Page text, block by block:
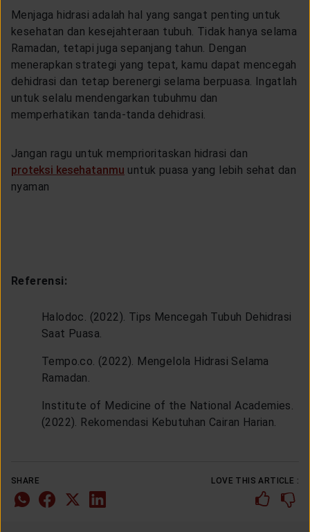
Menjaga hidrasi adalah hal yang sangat penting untuk
kesehatan dan kesejahteraan tubuh. Tidak hanya selama
Ramadan, tetapi juga sepanjang tahun. Dengan
menerapkan strategi yang tepat, kamu dapat mencegah
dehidrasi dan tetap berenergi selama berpuasa. Ingatlah
untuk selalu mendengarkan tubuhmu dan
memperhatikan tanda-tanda dehidrasi.
Jangan ragu untuk memprioritaskan hidrasi dan
proteksi kesehatanmu untuk puasa yang lebih sehat dan
nyaman
Referensi:
Halodoc. (2022). Tips Mencegah Tubuh Dehidrasi
Saat Puasa.
Tempo.co. (2022). Mengelola Hidrasi Selama
Ramadan.
Institute of Medicine of the National Academies.
(2022). Rekomendasi Kebutuhan Cairan Harian.
SHARE LOVE THIS ARTICLE :